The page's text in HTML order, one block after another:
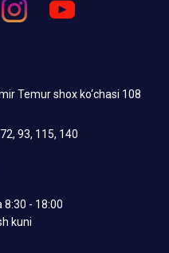
Temur shox ko‘chasi 108
93, 115, 140
8:30 - 18:00
kuni